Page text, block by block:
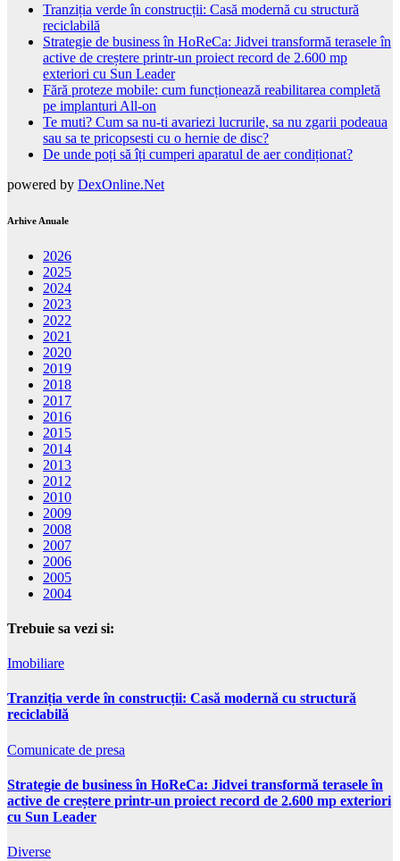
Tranziția verde în construcții: Casă modernă cu structură
reciclabilă
Strategie de business în HoReCa: Jidvei transformă terasele în
active de creștere printr-un proiect record de 2.600 mp
exteriori cu Sun Leader
Fără proteze mobile: cum funcționează reabilitarea completă
pe implanturi All-on
Te muti? Cum sa nu-ti avariezi lucrurile, sa nu zgarii podeaua
sau sa te pricopsesti cu o hernie de disc?
De unde poți să îți cumperi aparatul de aer condiționat?
powered by DexOnline.Net
Arhive Anuale
2026
2025
2024
2023
2022
2021
2020
2019
2018
2017
2016
2015
2014
2013
2012
2010
2009
2008
2007
2006
2005
2004
Trebuie sa vezi si:
Imobiliare
Tranziția verde în construcții: Casă modernă cu structură
reciclabilă
Comunicate de presa
Strategie de business în HoReCa: Jidvei transformă terasele în
active de creștere printr-un proiect record de 2.600 mp exteriori
cu Sun Leader
Diverse